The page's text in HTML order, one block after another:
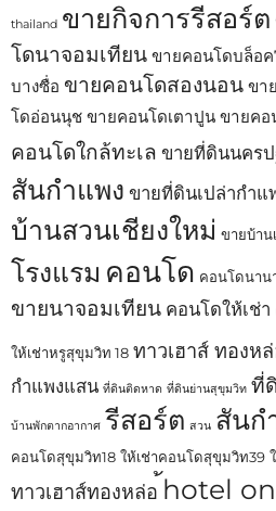
thailand ขายกิจการรีสอร์ต
โดนาจอมเทียน ขายคอนโดบล็อ
บางซื่อ ขายคอนโดสองนอน ขา
โดอ่อนนุช ขายคอนโดเตาปูน ขายคอ
คอนโดใกล้ทะเล ขายที่ดินนคร
สันกำแพง ขายที่ดินเปล่ากำแ
บ้านสวนเชียงใหม่ ขายบ้าน
โรงแรม คอนโด คอนโดนาน
ขายนาจอมเทียน คอนโดให้เช่า
ให้เช่าหรูสุขุมวิท 18 ทาวเฮาส์ ทองห
กำแพงแสน ที่ดินติดหาด ที่ดินย่านสุขุมวิท ที่
บ้านพักตากอากาศ รีสอร์ต สวน สันก
คอนโดสุขุมวิท18 ให้เช่าคอนโดสุขุมวิท39
ทาวเฮาส์ทองหล่อ hotel